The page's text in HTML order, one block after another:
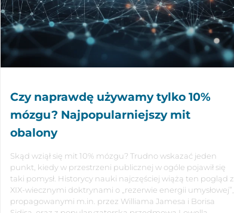
Czy naprawdę używamy tylko 10%
mózgu? Najpopularniejszy mit
obalony
Skąd wziął się mit 10% mózgu? Trudno wskazać jeden
punkt, kiedy w przestrzeni publicznej w ogóle pojawił się
taki pomysł. Historycy nauki najczęściej wiążą ten pogląd z
XIX-wiecznymi doktrynami o „rezerwie energii umysłowej”,
propagowanymi m.in. przez Williama Jamesa i Borisa